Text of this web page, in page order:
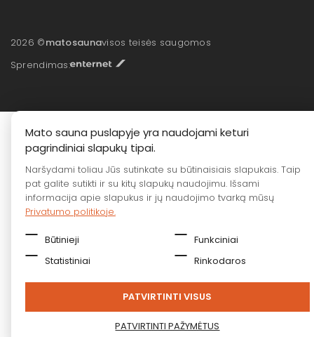
2026 ©matosaunavisos teisės saugomos
Sprendimas:
Mato sauna puslapyje yra naudojami keturi
pagrindiniai slapukų tipai.
Naršydami toliau Jūs sutinkate su būtinaisiais slapukais. Taip
pat galite sutikti ir su kitų slapukų naudojimu. Išsami
informacija apie slapukus ir jų naudojimo tvarką mūsų
Privatumo politikoje.
Būtinieji
Funkciniai
Statistiniai
Rinkodaros
PATVIRTINTI PAŽYMĖTUS
PATVIRTINTI VISUS